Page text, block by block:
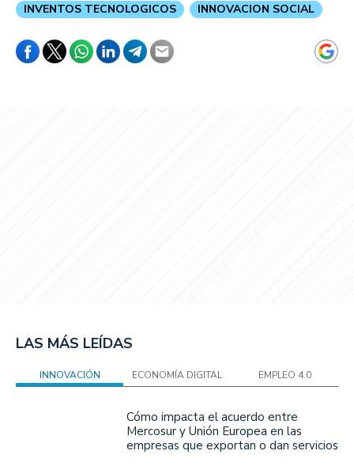
INVENTOS TECNOLOGICOS
INNOVACION SOCIAL
LAS MÁS LEÍDAS
INNOVACIÓN ECONOMÍA DIGITAL EMPLEO 4.0
Cómo impacta el acuerdo entre
Mercosur y Unión Europea en las
empresas que exportan o dan servicios